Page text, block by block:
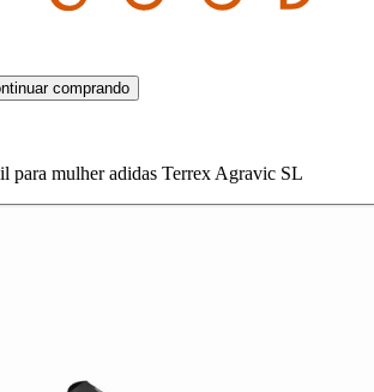
comprando
para mulher adidas Terrex Agravic SL